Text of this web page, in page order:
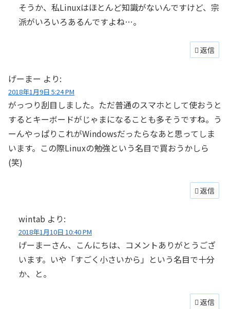
そうか、私Linuxはほとんど知識がないんですけど、宗
派がいろいろあるんですよね…。
返信
げーまー より:
2018年1月9日 5:24 PM
がっつり刮目しました。ただ普通のスマホとして使おうと
するとキーボードがじゃまになることも多そうですね。う
ーんやっぱりこれがWindowsだったらなあと思ってしま
います。この際Linuxの勉強という名目で買おうかしら
(笑)
返信
wintab より:
2018年1月10日 10:40 PM
げーまーさん、こんにちは、コメントありがとうござ
います。いや「すごく小さいから」という名目で十分
か、と。
返信